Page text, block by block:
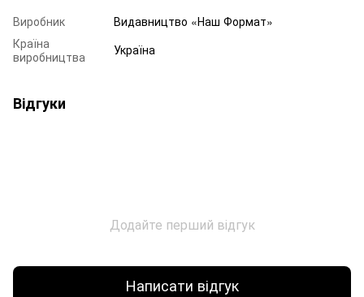
Виробник
Видавництво «Наш Формат»
Країна
виробництва
Україна
Відгуки
Додайте перший відгук
Написати відгук